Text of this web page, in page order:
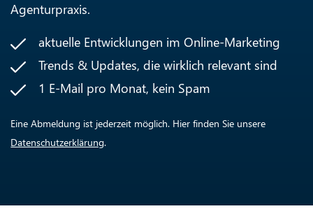
Agenturpraxis.
aktuelle Entwicklungen im Online-Marketing
Trends & Updates, die wirklich relevant sind
1 E-Mail pro Monat, kein Spam
Eine Abmeldung ist jederzeit möglich. Hier finden Sie unsere
Datenschutzerklärung.